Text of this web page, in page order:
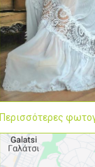
Περισσότερες